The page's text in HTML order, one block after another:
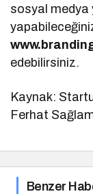
sosyal medya
edebilirsiniz.
Kaynak:
Ferhat
Benzer